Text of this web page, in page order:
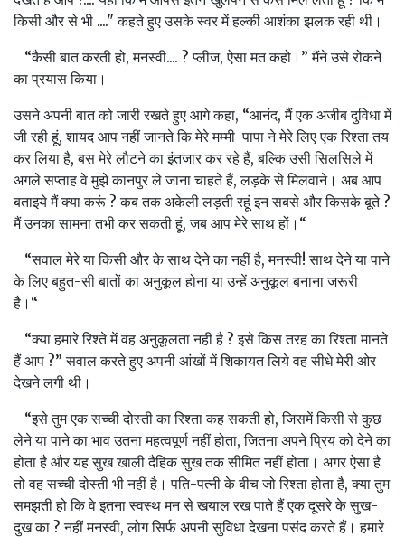
किसी और से भी ...." कहते हुए उसके स्‍वर में हल्‍की आशंका झलक रही थी।
“कैसी बात करती हो, मनस्‍वी.... ? प्‍लीज, ऐसा मत कहो।” मैंने उसे रोकने
का प्रयास किया।
उसने अपनी बात को जारी रखते हुए आगे कहा, “आनंद, मैं एक अजीब दुविधा में
जी रही हूं, शायद आप नहीं जानते कि मेरे मम्‍मी-पापा ने मेरे लिए एक रिश्‍ता तय
कर लिया है, बस मेरे लौटने का इंतजार कर रहे हैं, बल्कि उसी सिलसिले में
अगले सप्‍ताह वे मुझे कानपुर ले जाना चाहते हैं, लड़के से मिलवाने। अब आप
बताइये मैं क्‍या करूं ? कब तक अकेली लड़ती रहूं इन सबसे और किसके बूते ?
मैं उनका सामना तभी कर सकती हूं, जब आप मेरे साथ हों।“
“सवाल मेरे या किसी और के साथ देने का नहीं है, मनस्‍वी! साथ देने या पाने
के लिए बहुत-सी बातों का अनुकूल होना या उन्हें अनुकूल बनाना जरूरी
है।“
“क्‍या हमारे रिश्‍ते में वह अनुकूलता नही है ? इसे किस तरह का रिश्‍ता मानते
हैं आप ?” सवाल करते हुए अपनी आंखों में शिकायत लिये वह सीधे मेरी ओर
देखने लगी थी।
“इसे तुम एक सच्‍ची दोस्‍ती का रिश्‍ता कह सकती हो, जिसमें किसी से कुछ
लेने या पाने का भाव उतना महत्‍वपूर्ण नहीं होता, जितना अपने प्रिय को देने का
होता है और यह सुख खाली दैहिक सुख तक सीमित नहीं होता। अगर ऐसा है
तो वह सच्‍ची दोस्‍ती भी नहीं है। पति-पत्‍नी के बीच जो रिश्‍ता होता है, क्‍या तुम
समझती हो कि वे इतना स्‍वस्‍थ मन से खयाल रख पाते हैं एक दूसरे के सुख-
दुख का ? नहीं मनस्‍वी, लोग सिर्फ अपनी सुविधा देखना पसंद करते हैं। हमारे